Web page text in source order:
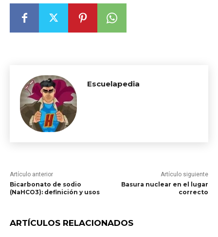
Escuelapedia
Artículo anterior
Bicarbonato de sodio
(NaHCO3): definición y usos
Artículo siguiente
Basura nuclear en el lugar
correcto
ARTÍCULOS RELACIONADOS